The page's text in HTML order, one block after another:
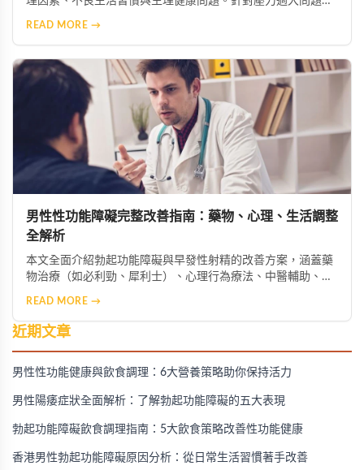
限酒的健康生活模式，助男性重獲自信與健康。
READ MORE →
男性性功能障礙完整改善指南：藥物、心理、生活調整
全解析
本文全面介紹勃起功能障礙與早發性射精的改善方案，涵蓋藥
物治療（如必利勁、犀利士）、心理行為療法、中醫輔助、生
READ MORE →
近期文章
男性性功能健康與飲食調理：6大營養策略助你保持活力
男性陽痿症狀全面解析：了解勃起功能障礙的五大表現
勃起功能障礙飲食調理指南：5大飲食策略改善性功能健康
香港男性勃起功能障礙原因分析：從日常生活習慣著手改善